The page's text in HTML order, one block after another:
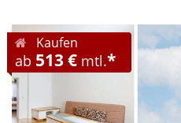
Kaufen
ab 513 € mtl.*